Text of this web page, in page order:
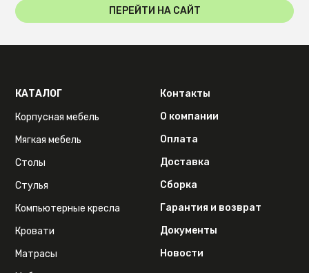
ПЕРЕЙТИ НА САЙТ
КАТАЛОГ
Корпусная мебель
Мягкая мебель
Столы
Стулья
Компьютерные кресла
Кровати
Матрасы
Контакты
О компании
Оплата
Доставка
Сборка
Гарантия и возврат
Документы
Новости